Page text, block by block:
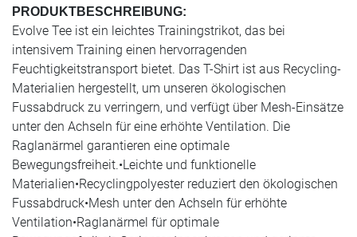
PRODUKTBESCHREIBUNG:
Evolve Tee ist ein leichtes Trainingstrikot, das bei
intensivem Training einen hervorragenden
Feuchtigkeitstransport bietet. Das T-Shirt ist aus Recycling-
Materialien hergestellt, um unseren ökologischen
Fussabdruck zu verringern, und verfügt über Mesh-Einsätze
unter den Achseln für eine erhöhte Ventilation. Die
Raglanärmel garantieren eine optimale
Bewegungsfreiheit.•Leichte und funktionelle
Materialien•Recyclingpolyester reduziert den ökologischen
Fussabdruck•Mesh unter den Achseln für erhöhte
Ventilation•Raglanärmel für optimale